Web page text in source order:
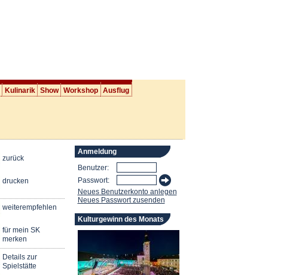
Kulinarik Show Workshop Ausflug
zurück
drucken
weiterempfehlen
für mein SK
merken
Details zur
Spielstätte
Anmeldung
Benutzer:
Passwort:
Neues Benutzerkonto anlegen
Neues Passwort zusenden
Kulturgewinn des Monats